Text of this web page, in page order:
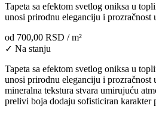
Tapeta sa efektom svetlog oniksa u
unosi prirodnu eleganciju i prozračnost
od 700,00 RSD / m²
✓ Na stanju
Tapeta sa efektom svetlog oniksa u
unosi prirodnu eleganciju i prozračnost
mineralna tekstura stvara umirujuću
prelivi boja dodaju sofisticiran karakter